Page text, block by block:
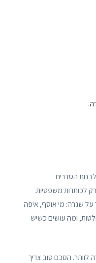
לבנות הסדרים
לכותרות משפטיות.
שגרה: מי אוסף, איפה
ומה עושים כשיש
לוותר. הסכם טוב צריך